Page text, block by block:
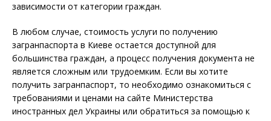
зависимости от категории граждан.
В любом случае, стоимость услуги по получению
загранпаспорта в Киеве остается доступной для
большинства граждан, а процесс получения документа не
является сложным или трудоемким. Если вы хотите
получить загранпаспорт, то необходимо ознакомиться с
требованиями и ценами на сайте Министерства
иностранных дел Украины или обратиться за помощью к